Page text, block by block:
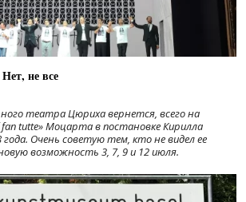
не все
театра Цюриха вернется, всего на
fan tutte» Моцарта в постановке Кирилла
года. Очень советую тем, кто не видел ее
возможность 3, 7, 9 и 12 июля.